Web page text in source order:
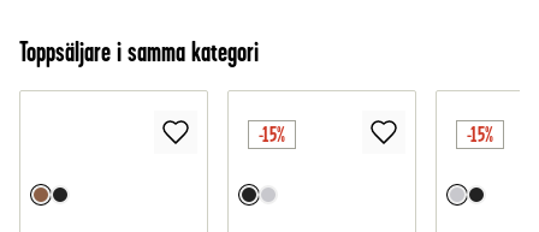
Toppsäljare i samma kategori
-15% -15%